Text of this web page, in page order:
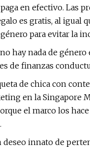
en efectivo. Las
es gratis, al
para evitar la
hay nada de
de finanzas
de chica con
en la Singapore
el marco los
innato de